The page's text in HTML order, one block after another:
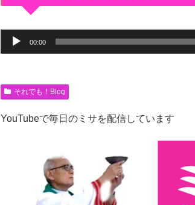
声
レ
ヤ
00:00
それでも！Blog
YouTubeで毎日のミサを配信しています